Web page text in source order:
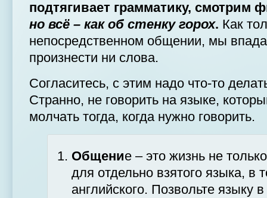
подтягивает грамматику, смотрим
но всё – как об стенку горох. Как
непосредственном общении, мы
произнести ни слова.
Согласитесь, с этим надо что-то
Странно, не говорить на языке,
молчать тогда, когда нужно говорить.
Общение – это жизнь не
для отдельно взятого языка, в
английского. Позвольте языку